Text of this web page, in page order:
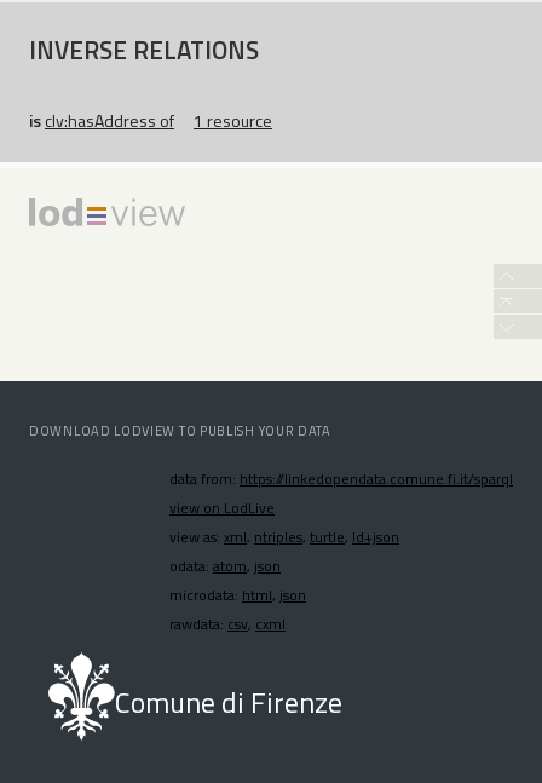
INVERSE RELATIONS
isclv:hasAddress of 1 resource
DOWNLOAD LODVIEW TO PUBLISH YOUR DATA
data from: https://linkedopendata.comune.fi.it/sparql
view on LodLive
view as: xml, ntriples, turtle, ld+json
odata: atom, json
microdata: html, json
rawdata: csv, cxml
Comune di Firenze